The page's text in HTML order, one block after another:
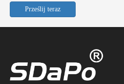
Bezpiecznie podłączaj urządzenia
Prześlij teraz